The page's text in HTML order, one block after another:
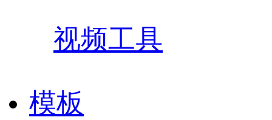
视频工具
模板